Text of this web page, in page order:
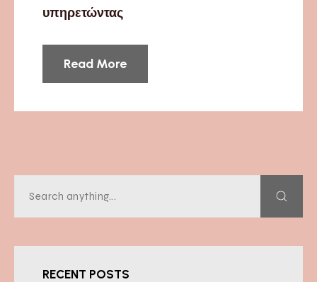
υπηρετώντας
Read More
RECENT POSTS